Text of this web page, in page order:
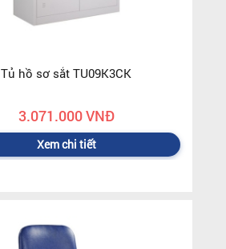
Tủ hồ sơ sắt TU09K3CK
3.071.000 VNĐ
Xem chi tiết